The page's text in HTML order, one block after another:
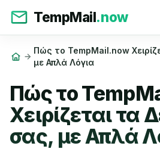
TempMail.now
Πώς το TempMail.now
με Απλά Λόγια
Πώς το
Χειρίζεται τα
σας, με Απλά